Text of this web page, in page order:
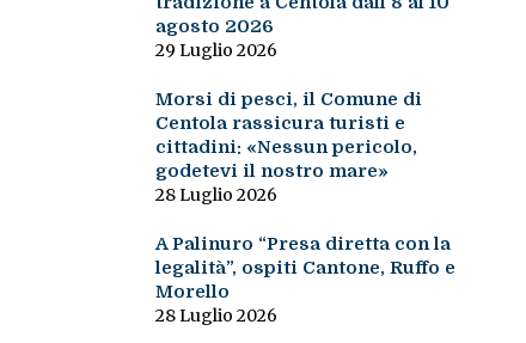
agosto 2026
29 Luglio 2026
Morsi di pesci, il Comune di
Centola rassicura turisti e
cittadini: «Nessun pericolo,
godetevi il nostro mare»
28 Luglio 2026
A Palinuro “Presa diretta con la
legalità”, ospiti Cantone, Ruffo e
Morello
28 Luglio 2026